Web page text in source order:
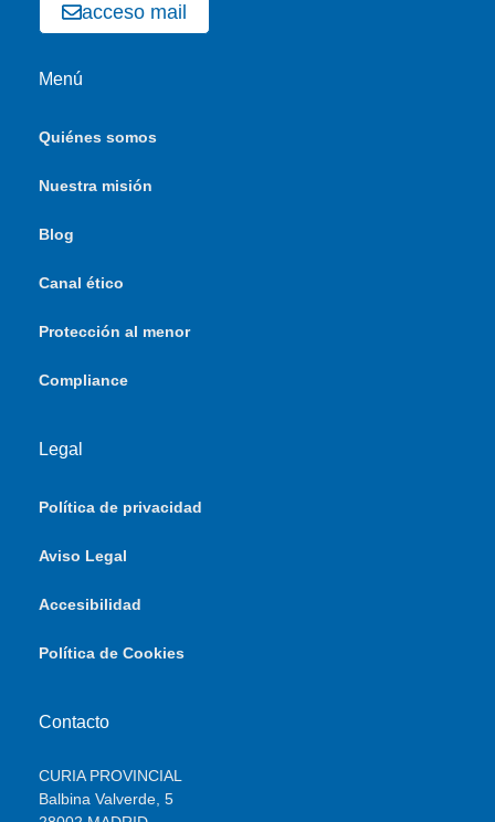
acceso mail
Menú
Quiénes somos
Nuestra misión
Blog
Canal ético
Protección al menor
Compliance
Legal
Política de privacidad
Aviso Legal
Accesibilidad
Política de Cookies
Contacto
CURIA PROVINCIAL
Balbina Valverde, 5